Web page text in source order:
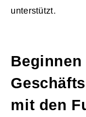
unterstützt.
mit den